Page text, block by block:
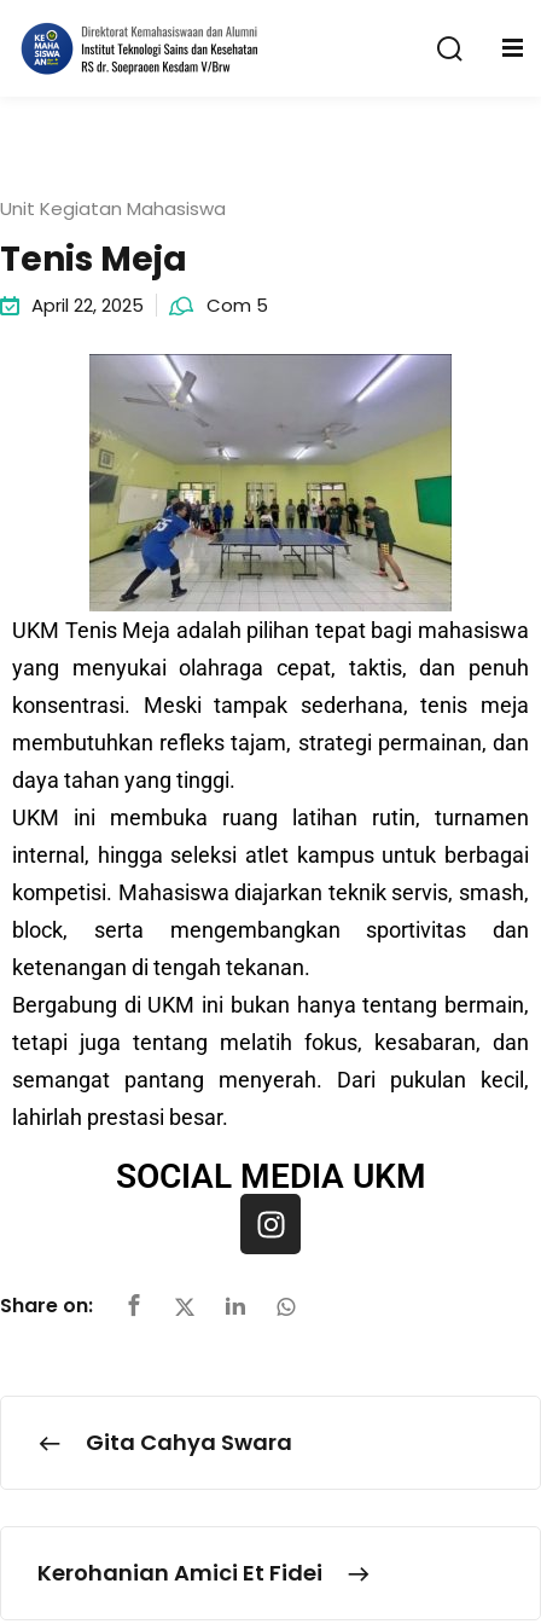
Unit Kegiatan Mahasiswa
Tenis Meja
April 22, 2025 Com 5
UKM Tenis Meja adalah pilihan tepat bagi mahasiswa
yang menyukai olahraga cepat, taktis, dan penuh
konsentrasi. Meski tampak sederhana, tenis meja
membutuhkan refleks tajam, strategi permainan, dan
daya tahan yang tinggi.
UKM ini membuka ruang latihan rutin, turnamen
internal, hingga seleksi atlet kampus untuk berbagai
kompetisi. Mahasiswa diajarkan teknik servis, smash,
block, serta mengembangkan sportivitas dan
ketenangan di tengah tekanan.
Bergabung di UKM ini bukan hanya tentang bermain,
tetapi juga tentang melatih fokus, kesabaran, dan
semangat pantang menyerah. Dari pukulan kecil,
lahirlah prestasi besar.
SOCIAL MEDIA UKM
Share on:
Gita Cahya Swara
Kerohanian Amici Et Fidei